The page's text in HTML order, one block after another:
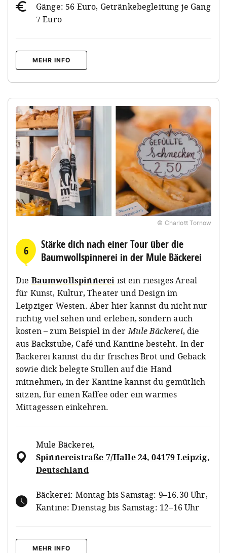
Gänge: 56 Euro, Getränkebegleitung je Gang
7 Euro
MEHR INFO
© Charlott Tornow
6
Stärke dich nach einer Tour über die
Baumwollspinnerei in der Mule Bäckerei
Die Baumwollspinnerei ist ein riesiges Areal
für Kunst, Kultur, Theater und Design im
Leipziger Westen. Aber hier kannst du nicht nur
richtig viel sehen und erleben, sondern auch
kosten – zum Beispiel in derMule Bäckerei, die
aus Backstube, Café und Kantine besteht. In der
Bäckerei kannst du dir frisches Brot und Gebäck
sowie dick belegte Stullen auf die Hand
mitnehmen, in der Kantine kannst du gemütlich
sitzen, für einen Kaffee oder ein warmes
Mittagessen einkehren.
Mule Bäckerei,
Spinnereistraße 7/Halle 24, 04179 Leipzig,
Deutschland
Bäckerei: Montag bis Samstag: 9–16.30 Uhr,
Kantine: Dienstag bis Samstag: 12–16 Uhr
MEHR INFO